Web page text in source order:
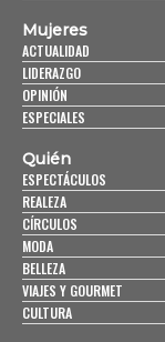
Mujeres
ACTUALIDAD
LIDERAZGO
OPINIÓN
ESPECIALES
Quién
ESPECTÁCULOS
REALEZA
CÍRCULOS
MODA
BELLEZA
VIAJES Y GOURMET
CULTURA